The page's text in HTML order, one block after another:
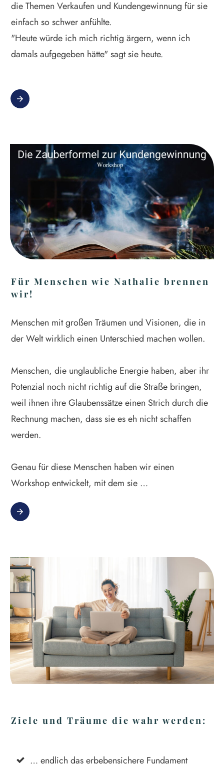
die Themen Verkaufen und Kundengewinnung für sie
einfach so schwer anfühlte.
"Heute würde ich mich richtig ärgern, wenn ich
damals aufgegeben hätte" sagt sie heute.
Für Menschen wie Nathalie brennen
wir!
Menschen mit großen Träumen und Visionen, die in
der Welt wirklich einen Unterschied machen wollen.
Menschen, die unglaubliche Energie haben, aber ihr
Potenzial noch nicht richtig auf die Straße bringen,
weil ihnen ihre Glaubenssätze einen Strich durch die
Rechnung machen, dass sie es eh nicht schaffen
werden.
Genau für diese Menschen haben wir einen
Workshop entwickelt, mit dem sie …
Ziele und Träume die wahr werden:
… endlich das erbebensichere Fundament